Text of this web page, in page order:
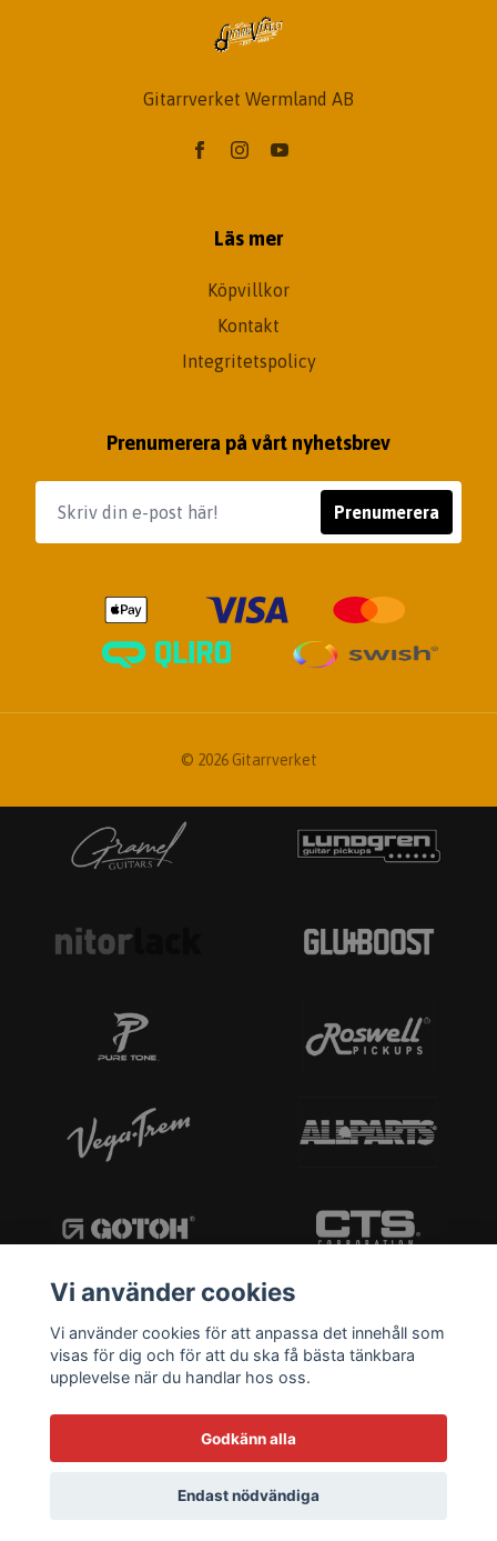
Gitarrverket Wermland AB
Läs mer
Köpvillkor
Kontakt
Integritetspolicy
Prenumerera på vårt nyhetsbrev
Prenumerera
© 2026 Gitarrverket
Vi använder cookies
Vi använder cookies för att anpassa det innehåll som
visas för dig och för att du ska få bästa tänkbara
upplevelse när du handlar hos oss.
Godkänn alla
Endast nödvändiga